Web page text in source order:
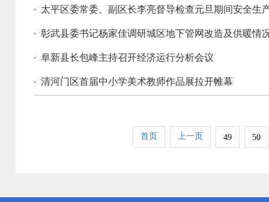
太平区委常委、副区长李亮督导检查元旦期间安全生
彰武县委书记杨家佳调研城区地下管网改造及供暖情
阜新县长包峰主持召开经济运行分析会议
清河门区首届中小学美术教师作品展拉开帷幕
首页 上一页 49 50